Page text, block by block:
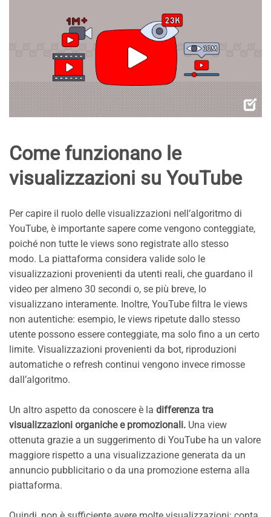
Come funzionano le
visualizzazioni su YouTube
Per capire il ruolo delle visualizzazioni nell’algoritmo di
YouTube, è importante sapere come vengono conteggiate,
poiché non tutte le views sono registrate allo stesso
modo. La piattaforma considera valide solo le
visualizzazioni provenienti da utenti reali, che guardano il
video per almeno 30 secondi o, se più breve, lo
visualizzano interamente. Inoltre, YouTube filtra le views
non autentiche: esempio, le views ripetute dallo stesso
utente possono essere conteggiate, ma solo fino a un certo
limite. Visualizzazioni provenienti da bot, riproduzioni
automatiche o refresh continui vengono invece rimosse
dall’algoritmo.
Un altro aspetto da conoscere è la differenza tra
visualizzazioni organiche e promozionali. Una view
ottenuta grazie a un suggerimento di YouTube ha un valore
maggiore rispetto a una visualizzazione generata da un
annuncio pubblicitario o da una promozione esterna alla
piattaforma.